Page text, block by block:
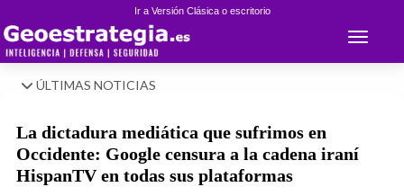
Ir a Versión Clásica o escritorio
Toggle
ÚLTIMAS NOTICIAS
La dictadura mediática que sufrimos en
Occidente: Google censura a la cadena iraní
HispanTV en todas sus plataformas